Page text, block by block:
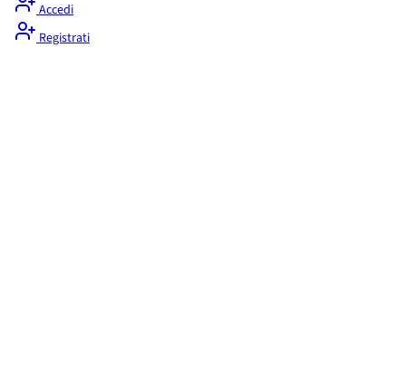
Accedi
Registrati